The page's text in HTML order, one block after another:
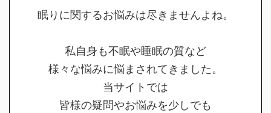
眠りに関するお悩みは尽きませんよね。
私自身も不眠や睡眠の質など
様々な悩みに悩まされてきました。
当サイトでは
皆様の疑問やお悩みを少しでも